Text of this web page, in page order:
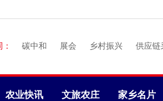
碳中和 展会 乡村振兴 供应链
农业快讯 文旅农庄 家乡名片